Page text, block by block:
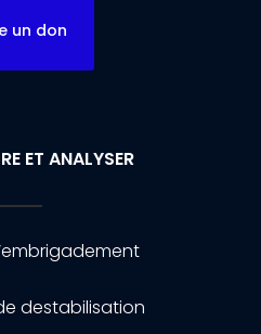
un don
ET ANALYSER
destabilisation